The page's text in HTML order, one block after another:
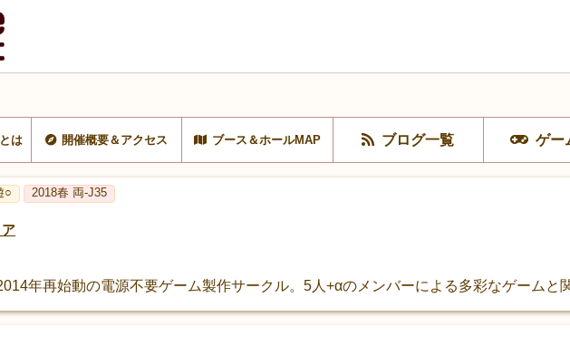
は 開催概要＆アクセス ブース＆ホールMAP ブログ一覧 ゲー
○ 2018春 両-J35
年再始動の電源不要ゲーム製作サークル。5人+αのメンバーによる多彩なゲームと